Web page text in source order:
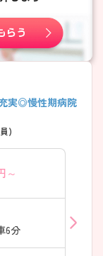
実◎慢性期病院
)
～
6分